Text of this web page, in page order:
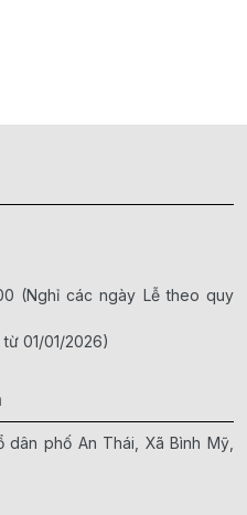
(Nghỉ các ngày Lễ theo quy
01/01/2026)
phố An Thái, Xã Bình Mỹ,